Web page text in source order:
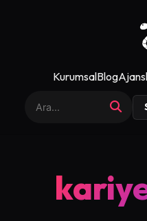
KurumsalBlog